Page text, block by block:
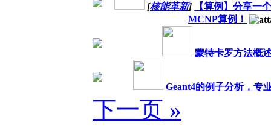
[核能革新]
【算例】分享一
MCNP算例！
蒙特卡罗方法概
Geant4的例子分析，专
下一页 »